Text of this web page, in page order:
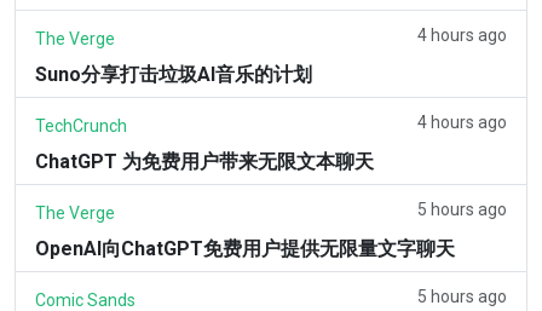
The Verge 4 hours ago
Suno分享打击垃圾AI音乐的计划
TechCrunch 4 hours ago
ChatGPT 为免费用户带来无限文本聊天
The Verge 5 hours ago
OpenAI向ChatGPT免费用户提供无限量文字聊天
Comic Sands 5 hours ago